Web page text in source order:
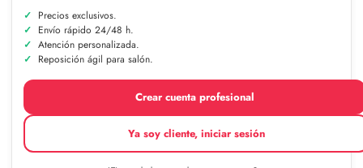
Precios exclusivos.
Envío rápido 24/48 h.
Atención personalizada.
Reposición ágil para salón.
Crear cuenta profesional
Ya soy cliente, iniciar sesión